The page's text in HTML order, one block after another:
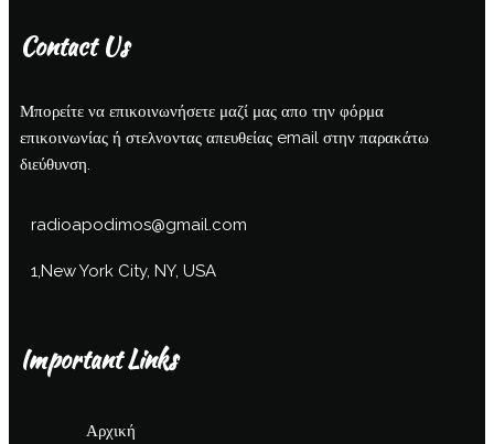
Contact Us
Μπορείτε να επικοινωνήσετε μαζί μας απο την φόρμα
επικοινωνίας ή στελνοντας απευθείας email στην παρακάτω
διεύθυνση.
radioapodimos@gmail.com
1,New York City, NY, USA
Important Links
Αρχική